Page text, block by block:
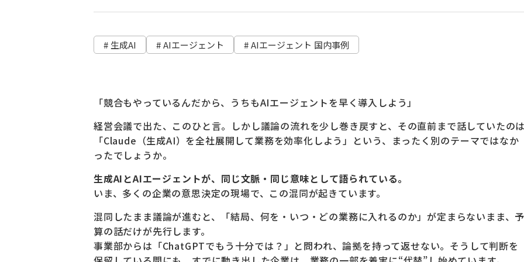
# 生成AI # AIエージェント # AIエージェント 国内事例
「競合もやっているんだから、うちもAIエージェントを早く導入しよう」
経営会議で出た、このひと言。しかし議論の流れを少し巻き戻すと、その直前まで話していたのは
「Claude（生成AI）を全社展開して業務を効率化しよう」という、まったく別のテーマではなか
ったでしょうか。
生成AIとAIエージェントが、同じ文脈・同じ意味として語られている。
いま、多くの企業の意思決定の現場で、この混同が起きています。
混同したまま議論が進むと、「結局、何を・いつ・どの業務に入れるのか」が定まらないまま、予
算の話だけが先行します。
事業部からは「ChatGPTでもう十分では？」と問われ、論拠を持って返せない。そうして判断を